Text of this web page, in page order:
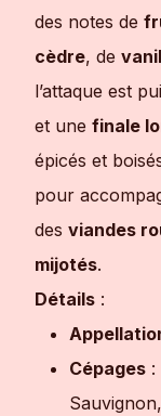
des notes de
cèdre, de
l’attaque est
et une finale
épicés et
pour
des viandes
mijotés.
Détails :
Cépages :